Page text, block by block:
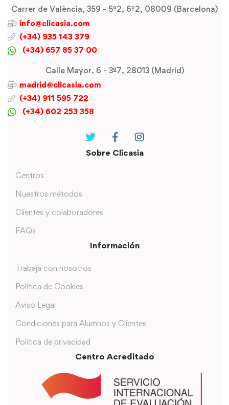
Carrer de València, 359 - 5º2, 6º2, 08009 (Barcelona)
info@clicasia.com
(+34) 935 143 379
(+34) 657 85 37 00
Calle Mayor, 6 - 3º7, 28013 (Madrid)
madrid@clicasia.com
(+34) 911 595 722
(+34) 602 253 358
Sobre Clicasia
Centros
Nuestros métodos
Clientes y colaboradores
FAQs
Información
Trabaja con nosotros
Política de Cookies
Aviso Legal
Condiciones para Alumnos y Clientes
Política de privacidad
Centro Acreditado